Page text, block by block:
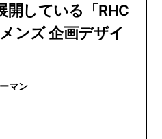
開している「RHC
ンズ 企画デザイ
ンハーマン